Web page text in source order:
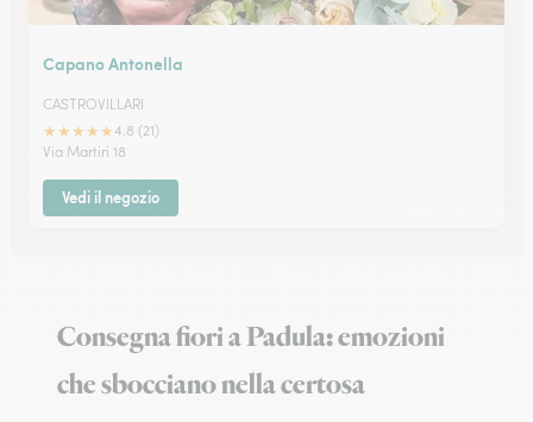
Capano Antonella
CASTROVILLARI
★★★★★4.8 (21)
Via Martiri 18
Vedi il negozio
Consegna fiori a Padula: emozioni
che sbocciano nella certosa